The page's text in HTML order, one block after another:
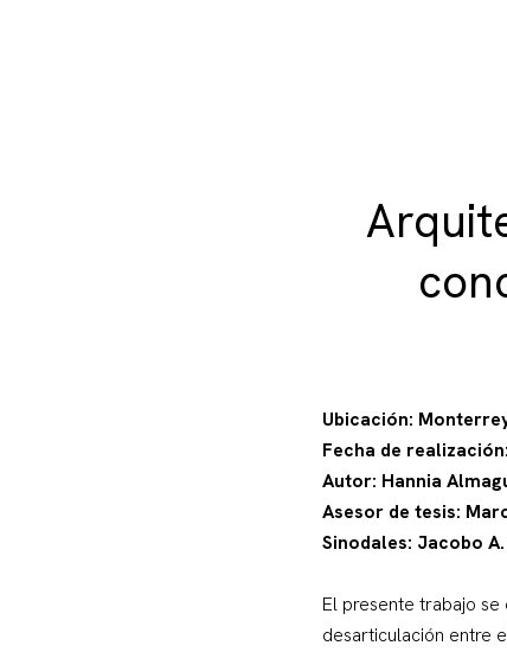
Ubicación:
Fecha de
Autor: Hannia
Asesor de tesis:
Sinodales: Jacobo
El presente trabajo
desarticulación entre